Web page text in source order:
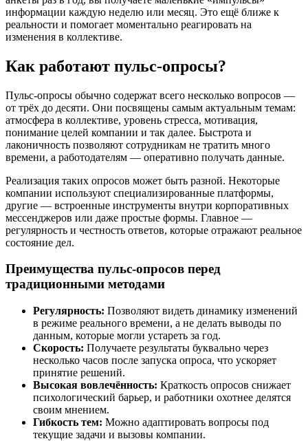
информации каждую неделю или месяц. Это ещё ближе к
реальности и помогает моментально реагировать на
изменения в коллективе.
Как работают пульс-опросы?
Пульс-опросы обычно содержат всего несколько вопросов —
от трёх до десяти. Они посвящены самым актуальным темам:
атмосфера в коллективе, уровень стресса, мотивация,
понимание целей компании и так далее. Быстрота и
лаконичность позволяют сотрудникам не тратить много
времени, а работодателям — оперативно получать данные.
Реализация таких опросов может быть разной. Некоторые
компании используют специализированные платформы,
другие — встроенные инструменты внутри корпоративных
мессенджеров или даже простые формы. Главное —
регулярность и честность ответов, которые отражают реальное
состояние дел.
Преимущества пульс-опросов перед
традиционными методами
Регулярность: Позволяют видеть динамику изменений
в режиме реального времени, а не делать выводы по
данным, которые могли устареть за год.
Скорость: Получаете результаты буквально через
несколько часов после запуска опроса, что ускоряет
принятие решений.
Высокая вовлечённость: Краткость опросов снижает
психологический барьер, и работники охотнее делятся
своим мнением.
Гибкость тем: Можно адаптировать вопросы под
текущие задачи и вызовы компании.